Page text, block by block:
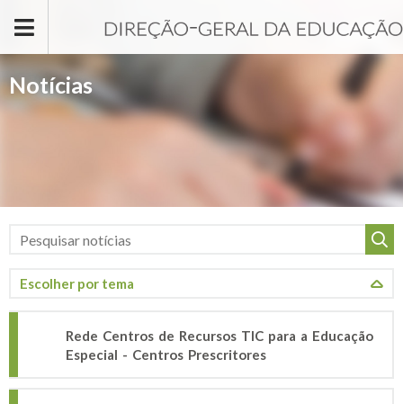
Notícias
Rede Centros de Recursos TIC para a Educação
Especial - Centros Prescritores